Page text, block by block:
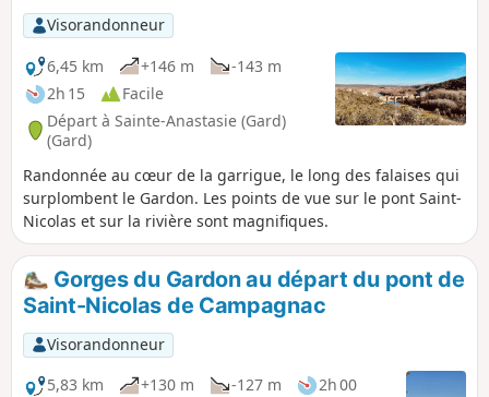
Visorandonneur
6,45 km
+146 m
-143 m
2h 15
Facile
Départ à Sainte-Anastasie (Gard)
(Gard)
Randonnée au cœur de la garrigue, le long des falaises qui
surplombent le Gardon. Les points de vue sur le pont Saint-
Nicolas et sur la rivière sont magnifiques.
Gorges du Gardon au départ du pont de
Saint-Nicolas de Campagnac
Visorandonneur
5,83 km
+130 m -127 m
2h 00